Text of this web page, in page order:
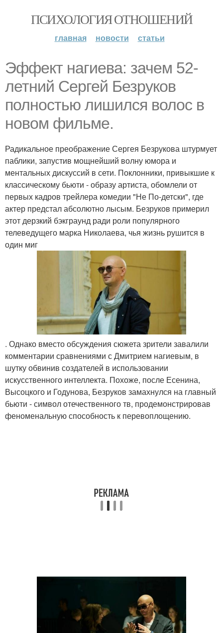
ПСИХОЛОГИЯ ОТНОШЕНИЙ
главная новости статьи
Эффект нагиева: зачем 52-
летний Сергей Безруков
полностью лишился волос в
новом фильме.
Радикальное преображение Сергея Безрукова штурмует
паблики, запустив мощнейший волну юмора и
ментальных дискуссий в сети. Поклонники, привыкшие к
классическому бьюти - образу артиста, обомлели от
первых кадров трейлера комедии "Не По-детски", где
актер предстал абсолютно лысым. Безруков примерил
этот дерзкий бэкграунд ради роли популярного
телеведущего марка Николаева, чья жизнь рушится в
один миг
. Однако вместо обсуждения сюжета зрители завалили
комментарии сравнениями с Дмитрием нагиевым, в
шутку обвинив создателей в использовании
искусственного интеллекта. Похоже, после Есенина,
Высоцкого и Годунова, Безруков замахнулся на главный
бьюти - символ отечественного тв, продемонстрировав
феноменальную способность к перевоплощению.